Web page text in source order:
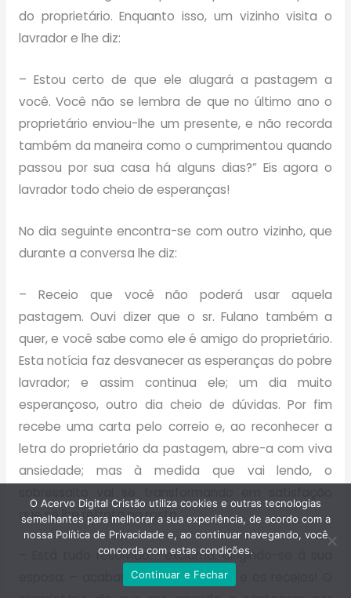
do proprietário. Enquanto isso, um vizinho visita o
lavrador e lhe diz:
– Estou certo de que ele alugará a pastagem a
você. Você não se lembra de que no último ano o
proprietário enviou-lhe um presente, e não recorda
também da maneira como o cumprimentou quando
passou por sua casa há alguns dias?” Eis agora o
lavrador todo cheio de esperanças!
No dia seguinte encontra-se com outro vizinho, que
durante a conversa lhe diz:
– Receio que você não poderá usar aquela
pastagem. Ouvi dizer que o sr. Fulano também a
quer, e você sabe como ele é amigo do proprietário.
Esta notícia faz desvanecer as esperanças do pobre
lavrador; e assim continua ele; um dia muito
esperançoso, outro dia cheio de dúvidas. Por fim
recebe uma carta pelo correio e, ao reconhecer a
letra do proprietário da pastagem, abre-a com viva
ansiedade; mas à medida que vai lendo, o
que se lhe retrata no rosto.
– Está tudo resolvido,- exclama, dirigindo-se à sua
esposa; – acabaram-se as dúvidas e os receios! O
O Acervo Digital Cristão utiliza cookies e outras tecnologias
semelhantes para melhorar a sua experiência, de acordo com a
nossa Política de Privacidade e, ao continuar navegando, você
concorda com estas condições.
Continuar e Fechar